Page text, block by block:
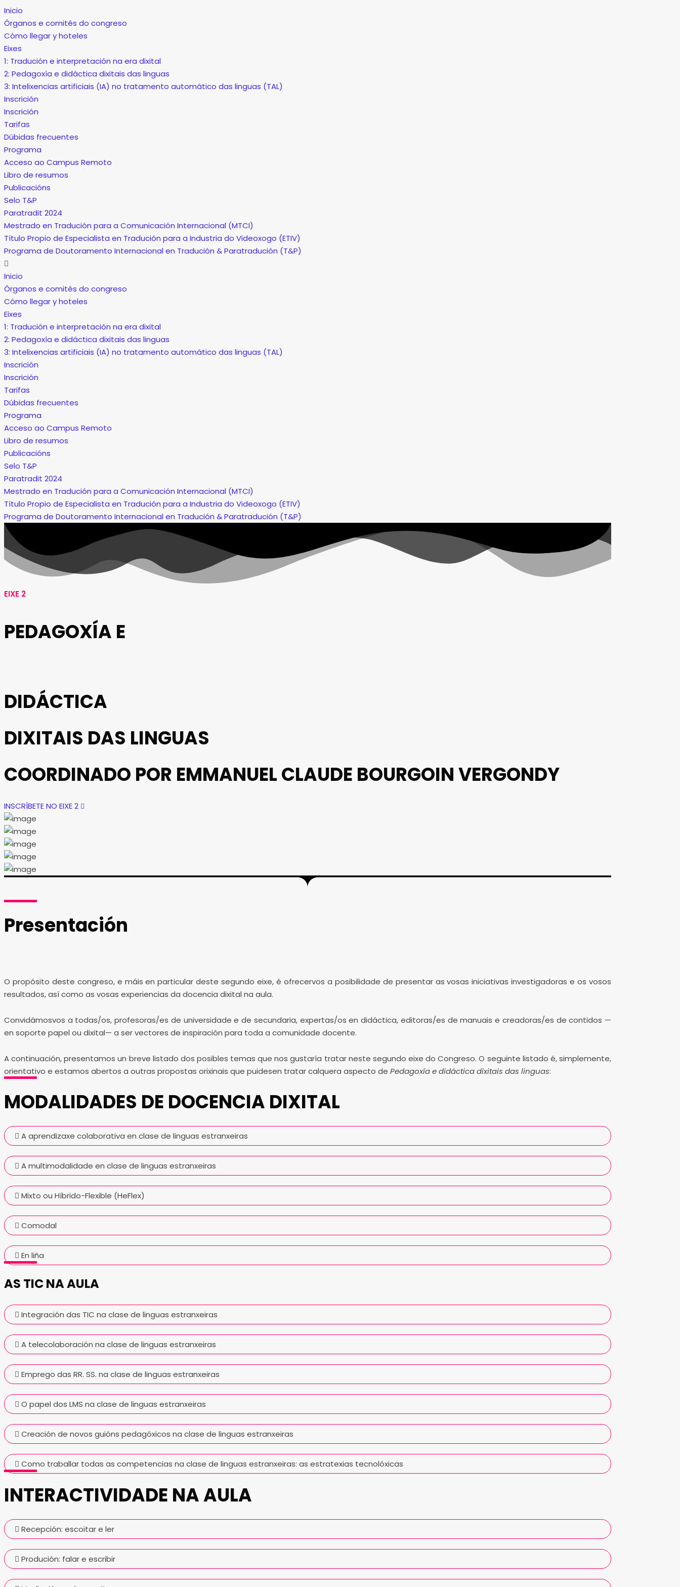
Inicio
Órganos e comités do congreso
Cómo llegar y hoteles
Eixes
1: Tradución e interpretación na era dixital
2: Pedagoxía e didáctica dixitais das linguas
3: Intelixencias artificiais (IA) no tratamento automático das linguas (TAL)
Inscrición
Inscrición
Tarifas
Dúbidas frecuentes
Programa
Acceso ao Campus Remoto
Libro de resumos
Publicacións
Selo T&P
Paratradit 2024
Mestrado en Tradución para a Comunicación Internacional (MTCI)
Título Propio de Especialista en Tradución para a Industria do Videoxogo (ETIV)
Programa de Doutoramento Internacional en Tradución & Paratradución (T&P)
Inicio
Órganos e comités do congreso
Cómo llegar y hoteles
Eixes
1: Tradución e interpretación na era dixital
2: Pedagoxía e didáctica dixitais das linguas
3: Intelixencias artificiais (IA) no tratamento automático das linguas (TAL)
Inscrición
Inscrición
Tarifas
Dúbidas frecuentes
Programa
Acceso ao Campus Remoto
Libro de resumos
Publicacións
Selo T&P
Paratradit 2024
Mestrado en Tradución para a Comunicación Internacional (MTCI)
Título Propio de Especialista en Tradución para a Industria do Videoxogo (ETIV)
Programa de Doutoramento Internacional en Tradución & Paratradución (T&P)
EIXE 2
PEDAGOXÍA E
DIDÁCTICA
DIXITAIS DAS LINGUAS
COORDINADO POR EMMANUEL CLAUDE BOURGOIN VERGONDY
INSCRÍBETE NO EIXE 2
Presentación
O propósito deste congreso, e máis en particular deste segundo eixe, é ofrecervos a posibilidade de presentar as vosas iniciativas investigadoras e os vosos
resultados, así como as vosas experiencias da docencia dixital na aula.
Convidámosvos a todas/os, profesoras/es de universidade e de secundaria, expertas/os en didáctica, editoras/es de manuais e creadoras/es de contidos —
en soporte papel ou dixital— a ser vectores de inspiración para toda a comunidade docente.
A continuación, presentamos un breve listado dos posibles temas que nos gustaría tratar neste segundo eixe do Congreso. O seguinte listado é, simplemente,
orientativo e estamos abertos a outras propostas orixinais que puidesen tratar calquera aspecto de Pedagoxía e didáctica dixitais das linguas:
MODALIDADES DE DOCENCIA DIXITAL
A aprendizaxe colaborativa en clase de linguas estranxeiras
A multimodalidade en clase de linguas estranxeiras
Mixto ou Híbrido-Flexible (HeFlex)
Comodal
En liña
AS TIC NA AULA
Integración das TIC na clase de linguas estranxeiras
A telecolaboración na clase de linguas estranxeiras
Emprego das RR. SS. na clase de linguas estranxeiras
O papel dos LMS na clase de linguas estranxeiras
Creación de novos guións pedagóxicos na clase de linguas estranxeiras
Como traballar todas as competencias na clase de linguas estranxeiras: as estratexias tecnolóxicas
INTERACTIVIDADE NA AULA
Recepción: escoitar e ler
Produción: falar e escribir